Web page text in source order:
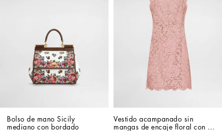
Bolso de mano Sicily
mediano con bordado
Vestido acampanado sin
mangas de encaje floral con